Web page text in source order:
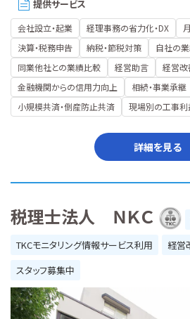
提供サービス
会社設立・起業 経理事務の省力化・DX
決算・税務申告
納税・節税対策 自社の
同業他社との業績比較
経営助言
経営
金融機関からの信用力向上
相続・事業承継
小規模共済・倒産防止共済
現場別の工事利
詳細を見る
税理士法人 ＮＫＣ
TKCモニタリング情報サービス利用
経営
スタッフ募集中